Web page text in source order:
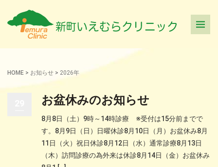
HOME > お知らせ > 2026年
お盆休みのお知らせ
8月8日（土）9時～14時診療 ※受付は15分前までで
す。8月9日（日）日曜休診8月10日（月）お盆休み8月
11日（火）祝日休診8月12日（水）通常診療8月13日
（木）訪問診療の為外来は休診8月14日（金）お盆休み